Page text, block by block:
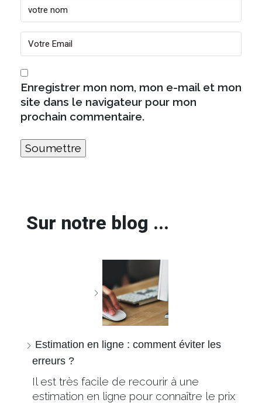
Enregistrer mon nom, mon e-mail et mon
site dans le navigateur pour mon
prochain commentaire.
Sur notre blog ...
Estimation en ligne : comment éviter les
erreurs ?
Il est très facile de recourir à une
estimation en ligne pour connaître le prix